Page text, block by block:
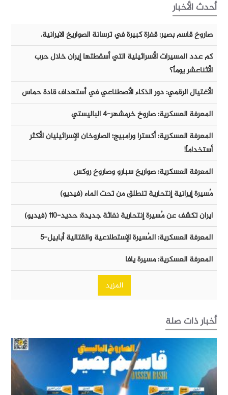
أحدث الأخبار
صاروخ قاسم بصير: قفزة كبيرة في ترسانة الصواريخ الايرانية.
كم عدد المسيرات الأسرائيلية التي أسقطتها إيران خلال حرب
الأثناعشر يوماً؟
الأغتيال الرقمي: دور الذكاء الأصطناعي في أستهداف قادة حماس
المعرفة العسكرية: صاروخ خرمشهر-٤ الباليستي
المعرفة العسكرية: أكسترا ورامبيج؛ الصاروخان الإسرائيليان الأكثر
أستخداماً!
المعرفة العسكرية: صواريخ سبارو وصاروخ روكس
مُسيرة إيرانية إنتحارية تنطلق من تحت الماء (فيديو)
ايران تكشف عن مُسيرة إنتحارية نفاثة جديدة: حديد-١١٠ (فيديو)
المعرفة العسكرية: المُسيرة الإستطلاعية والقتالية أبابيل-٥
المعرفة العسكرية: مسيرة يافا
المزيد
أخبار ذات صلة